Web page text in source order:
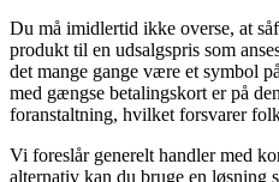
Du må imidlertid ikke overse, at
produkt til en udsalgspris som
det mange gange være et symbol
med gængse betalingskort er på
foranstaltning, hvilket forsvarer
Vi foreslår generelt handler med
alternativ kan du bruge en